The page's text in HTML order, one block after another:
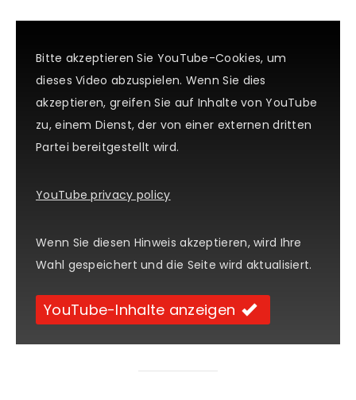
Bitte akzeptieren Sie YouTube-Cookies, um
dieses Video abzuspielen. Wenn Sie dies
akzeptieren, greifen Sie auf Inhalte von YouTube
zu, einem Dienst, der von einer externen dritten
Partei bereitgestellt wird.
YouTube privacy policy
Wenn Sie diesen Hinweis akzeptieren, wird Ihre
Wahl gespeichert und die Seite wird aktualisiert.
YouTube-Inhalte anzeigen